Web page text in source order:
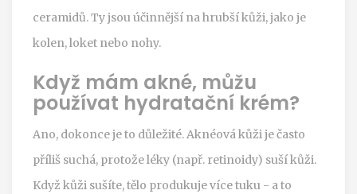
ceramidů. Ty jsou účinnější na hrubší kůži, jako je
kolen, loket nebo nohy.
Když mám akné, můžu
používat hydratační krém?
Ano, dokonce je to důležité. Aknéová kůži je často
příliš suchá, protože léky (např. retinoidy) suší kůži.
Když kůži sušíte, tělo produkuje více tuku - a to